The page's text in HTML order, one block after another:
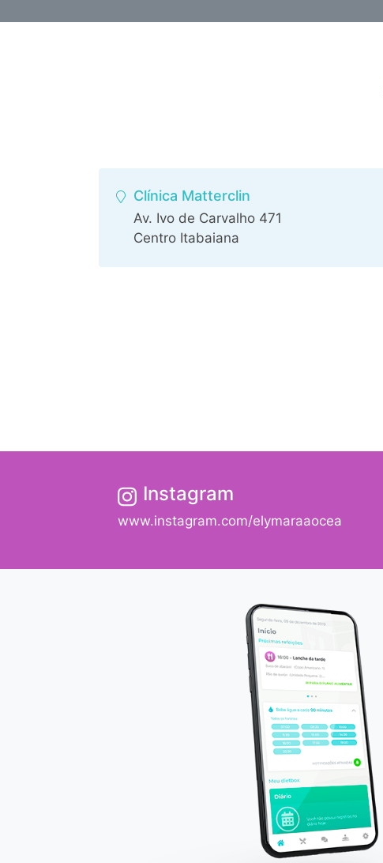
Clínica Matterclin
Av. Ivo de Carvalho 471
Centro Itabaiana
Instagram
www.instagram.com/elymaraaocea